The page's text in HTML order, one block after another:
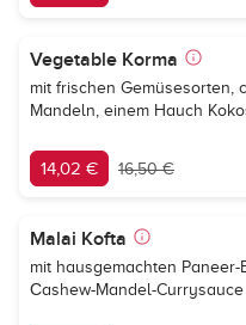
Vegetable Korma
mit frischen Gemüsesorten,
Mandeln, einem Hauch
14,02 € 16,50 €
Malai Kofta
mit hausgemachten
Сashew-Mandel-